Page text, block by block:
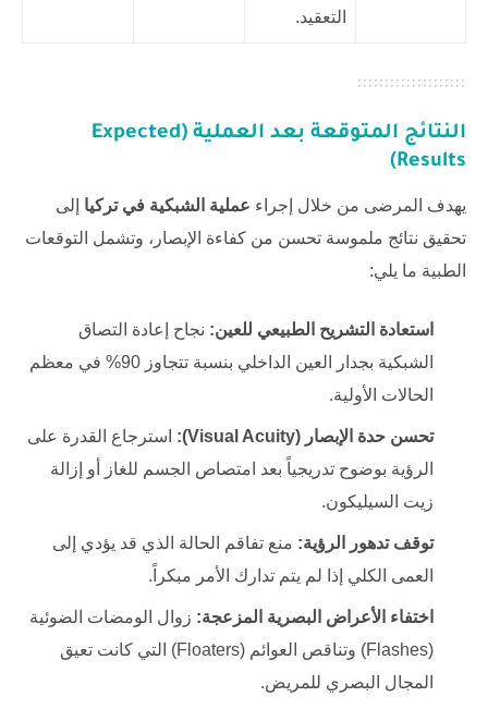
التعقيد.
النتائج المتوقعة بعد العملية (Expected
Results)
يهدف المرضى من خلال إجراء عملية الشبكية في تركيا إلى
تحقيق نتائج ملموسة تحسن من كفاءة الإبصار، وتشمل التوقعات
الطبية ما يلي:
استعادة التشريح الطبيعي للعين: نجاح إعادة التصاق
الشبكية بجدار العين الداخلي بنسبة تتجاوز 90% في معظم
الحالات الأولية.
تحسن حدة الإبصار (Visual Acuity):
استرجاع القدرة على
الرؤية بوضوح تدريجياً بعد امتصاص الجسم للغاز أو إزالة
زيت السيليكون.
توقف تدهور الرؤية: منع تفاقم الحالة الذي قد يؤدي إلى
العمى الكلي إذا لم يتم تدارك الأمر مبكراً.
اختفاء الأعراض البصرية المزعجة: زوال الومضات الضوئية
(Flashes) وتناقص العوائم (Floaters) التي كانت تعيق
المجال البصري للمريض.